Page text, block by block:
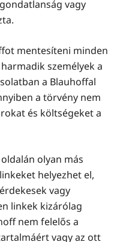
vagy
mentesíteni minden
személyek a
a Blauhoffal
a törvény nem
és költségeket a
olyan más
helyezhet el,
vagy
linkek kizárólag
nem felelős a
vagy az ott